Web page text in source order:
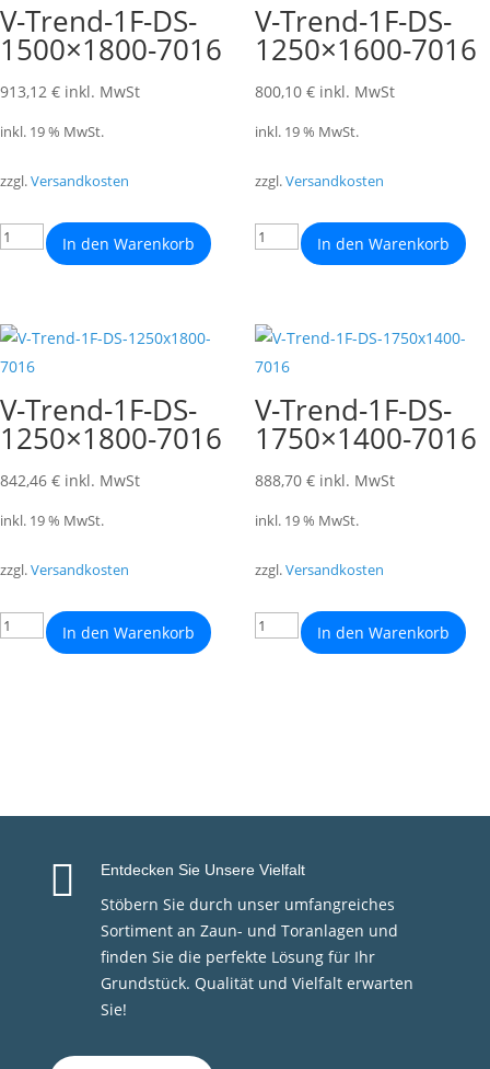
V-Trend-1F-DS-
1500×1800-7016
913,12 € inkl. MwSt
inkl. 19 % MwSt.
zzgl.Versandkosten
In den Warenkorb
V-Trend-1F-DS-
1250×1600-7016
800,10 € inkl. MwSt
inkl. 19 % MwSt.
zzgl.Versandkosten
In den Warenkorb
V-Trend-1F-DS-
1250×1800-7016
842,46 € inkl. MwSt
inkl. 19 % MwSt.
zzgl.Versandkosten
In den Warenkorb
V-Trend-1F-DS-
1750×1400-7016
888,70 € inkl. MwSt
inkl. 19 % MwSt.
zzgl.Versandkosten
In den Warenkorb
 Entdecken Sie Unsere Vielfalt
Stöbern Sie durch unser umfangreiches
Sortiment an Zaun- und Toranlagen und
finden Sie die perfekte Lösung für Ihr
Grundstück. Qualität und Vielfalt erwarten
Sie!